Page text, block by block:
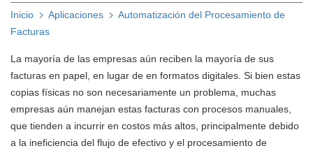
Inicio Aplicaciones
Automatización del Procesamiento de
Facturas
La mayoría de las empresas aún reciben la mayoría de sus
facturas en papel, en lugar de en formatos digitales. Si bien estas
copias físicas no son necesariamente un problema, muchas
empresas aún manejan estas facturas con procesos manuales,
que tienden a incurrir en costos más altos, principalmente debido
a la ineficiencia del flujo de efectivo y el procesamiento de